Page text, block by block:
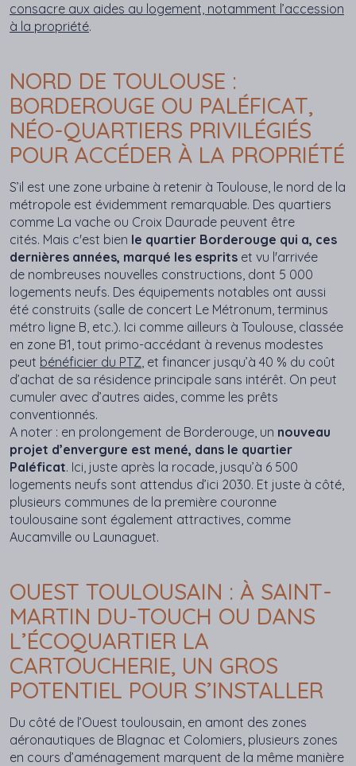
consacre aux aides au logement, notamment l’accession
à la propriété.
NORD DE TOULOUSE :
BORDEROUGE OU PALÉFICAT,
NÉO-QUARTIERS PRIVILÉGIÉS
POUR ACCÉDER À LA PROPRIÉTÉ
S’il est une zone urbaine à retenir à Toulouse, le nord de la
métropole est évidemment remarquable. Des quartiers
comme La vache ou Croix Daurade peuvent être
cités. Mais c'est bien le quartier Borderouge qui a, ces
dernières années, marqué les esprits et vu l'arrivée
de nombreuses nouvelles constructions, dont 5 000
logements neufs. Des équipements notables ont aussi
été construits (salle de concert Le Métronum, terminus
métro ligne B, etc.). Ici comme ailleurs à Toulouse, classée
en zone B1, tout primo-accédant à revenus modestes
peut bénéficier du PTZ, et financer jusqu’à 40 % du coût
d’achat de sa résidence principale sans intérêt. On peut
cumuler avec d’autres aides, comme les prêts
conventionnés.
A noter : en prolongement de Borderouge, un nouveau
projet d’envergure est mené, dans le quartier
Paléficat. Ici, juste après la rocade, jusqu’à 6 500
logements neufs sont attendus d’ici 2030. Et juste à côté,
plusieurs communes de la première couronne
toulousaine sont également attractives, comme
Aucamville ou Launaguet.
OUEST TOULOUSAIN : À SAINT-
MARTIN DU-TOUCH OU DANS
L’ÉCOQUARTIER LA
CARTOUCHERIE, UN GROS
POTENTIEL POUR S’INSTALLER
Du côté de l’Ouest toulousain, en amont des zones
aéronautiques de Blagnac et Colomiers, plusieurs zones
en cours d’aménagement marquent de la même manière